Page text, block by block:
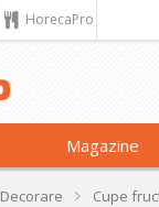
HorecaPro
Magazine
Decorare Cupe